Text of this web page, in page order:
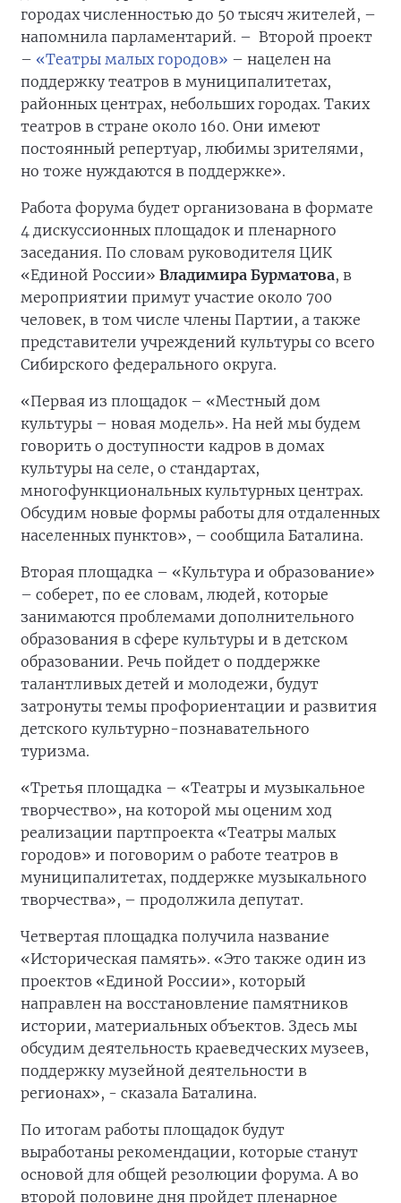
городах численностью до 50 тысяч жителей, –
напомнила парламентарий. – Второй проект
– «Театры малых городов» – нацелен на
поддержку театров в муниципалитетах,
районных центрах, небольших городах. Таких
театров в стране около 160. Они имеют
постоянный репертуар, любимы зрителями,
но тоже нуждаются в поддержке».
Работа форума будет организована в формате
4 дискуссионных площадок и пленарного
заседания. По словам руководителя ЦИК
«Единой России» Владимира Бурматова, в
мероприятии примут участие около 700
человек, в том числе члены Партии, а также
представители учреждений культуры со всего
Сибирского федерального округа.
«Первая из площадок – «Местный дом
культуры – новая модель». На ней мы будем
говорить о доступности кадров в домах
культуры на селе, о стандартах,
многофункциональных культурных центрах.
Обсудим новые формы работы для отдаленных
населенных пунктов», – сообщила Баталина.
Вторая площадка – «Культура и образование»
– соберет, по ее словам, людей, которые
занимаются проблемами дополнительного
образования в сфере культуры и в детском
образовании. Речь пойдет о поддержке
талантливых детей и молодежи, будут
затронуты темы профориентации и развития
детского культурно-познавательного
туризма.
«Третья площадка – «Театры и музыкальное
творчество», на которой мы оценим ход
реализации партпроекта «Театры малых
городов» и поговорим о работе театров в
муниципалитетах, поддержке музыкального
творчества», – продолжила депутат.
Четвертая площадка получила название
«Историческая память». «Это также один из
проектов «Единой России», который
направлен на восстановление памятников
истории, материальных объектов. Здесь мы
обсудим деятельность краеведческих музеев,
поддержку музейной деятельности в
регионах», - сказала Баталина.
По итогам работы площадок будут
выработаны рекомендации, которые станут
основой для общей резолюции форума. А во
второй половине дня пройдет пленарное